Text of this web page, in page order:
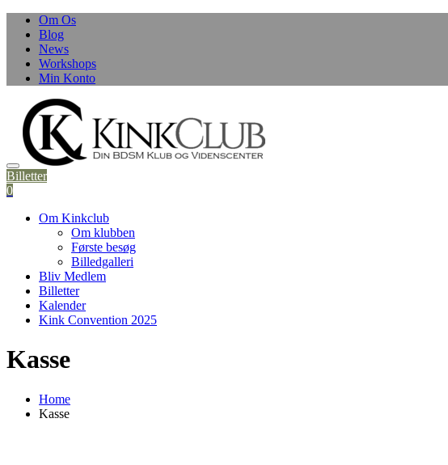
Om Os
Blog
News
Workshops
Min Konto
Billetter
0
Om Kinkclub
Om klubben
Første besøg
Billedgalleri
Bliv Medlem
Billetter
Kalender
Kink Convention 2025
Kasse
Home
Kasse